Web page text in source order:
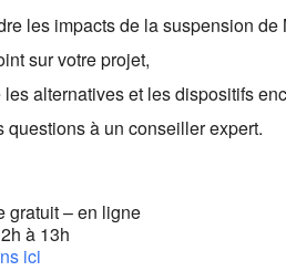
les impacts de la suspension de
sur votre projet,
les alternatives et les dispositifs
questions à un conseiller expert.
gratuit – en ligne
à 13h
ici